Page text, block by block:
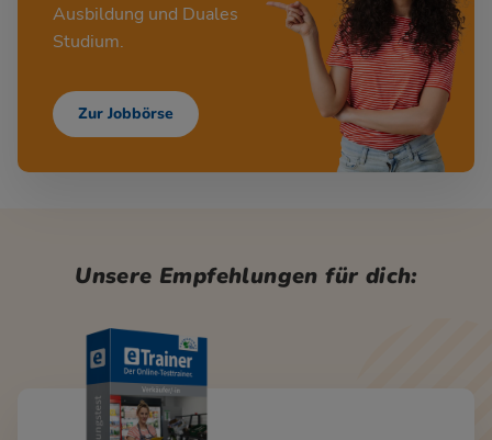
Ausbildung und Duales
Studium.
Zur Jobbörse
Unsere Empfehlungen für dich: